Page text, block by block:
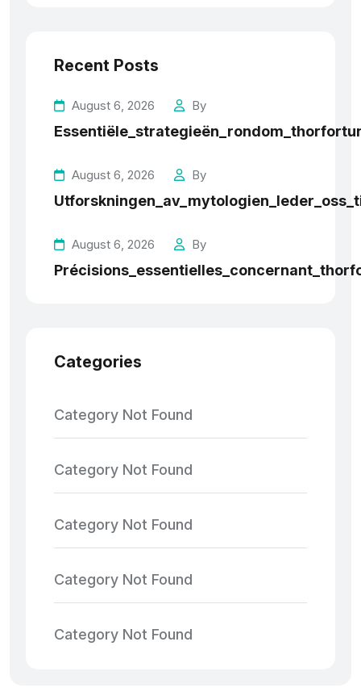
Recent Posts
August 6, 2026 By
August 6, 2026 By
August 6, 2026 By
Categories
Category Not Found
Category Not Found
Category Not Found
Category Not Found
Category Not Found